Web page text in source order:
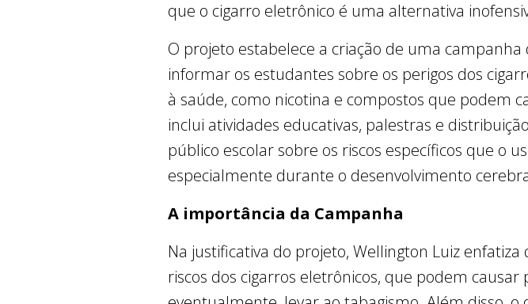
que o cigarro eletrônico é uma alternativa
O projeto estabelece a criação de uma
informar os estudantes sobre os perigos dos
à saúde, como nicotina e compostos que podem
inclui atividades educativas, palestras e
público escolar sobre os riscos específicos que o
especialmente durante o desenvolvimento
A importância da Campanha
Na justificativa do projeto, Wellington Luiz
riscos dos cigarros eletrônicos, que podem